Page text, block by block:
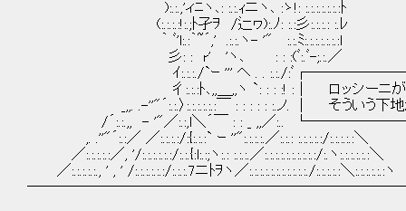
):.:.,'ィﾆヽ､: :.:.ｨニヽ､ :ゝ!: :.:.:.:.:.:.:ﾄ
(:.:.:.:!:.;ﾄ孑ｦ /辷ヮ):.ﾉ: :.:彡:.:.:.: :.ﾚ
｀ ﾞ'l:.:｀~´,' .:.:.ヽ- '" :.:.ﾐ:.:.:.:.:.:.:l
彡: : r' 'ヽ､ : : :(ﾞ:.ﾞ-;.:.／
ｲ:.:.:./`ｰ ''' ヘ . . :.:./:ﾞ
彳:.:.:ﾄ､,,＿,,ヽ `: : : :! :│ ロッシーニがパ
_,,. .-''"´:.:.〉:.:.:.:.:.:￣ : : : : : :.ノ. │ そういう下地
/´:.:.,, - '"／:.:,l＼´￣ : : _ ,,／:..
,. .''"´:.:／ ／:.:.:.:/:{:.:.:` ｰ ''":.:.:.:.／:.:.: :.:.:.:.:/:.:.:.:.:＼
／:.:.:.:.:／, '/:.:.:.:.:.:/:.:.{:l:.:;ヽ:.: :.:.:.／:.:.:.:.:.:.:.:.:.:/:.ヽ:.:.:.:.:.:＼
／:.:.:.:.:., ' , ' /:.:.:.:.:.:/:.:.:.7ニﾄｦヽ／:.:.:.:.:.:.:.:.:.:.:./:.:.:.:.:＼:.:.:.:.:.:ヽ